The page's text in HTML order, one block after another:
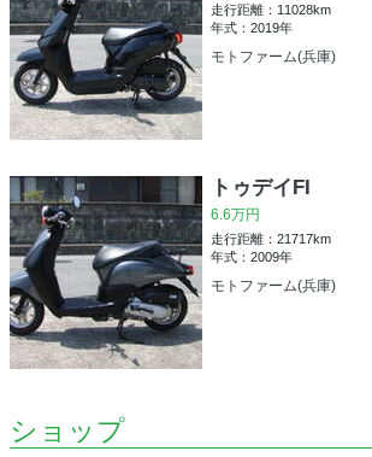
走行距離：11028km
年式：2019年
モトファーム(兵庫)
トゥデイFI
6.6万円
走行距離：21717km
年式：2009年
モトファーム(兵庫)
ショップ